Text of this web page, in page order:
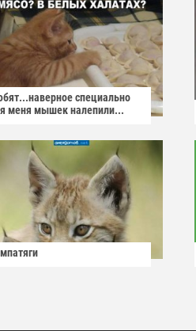
специально
меня мышек налепили...